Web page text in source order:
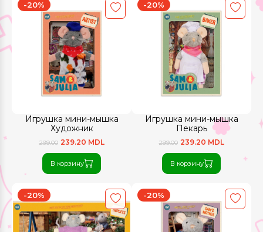
Игрушка мини-мышка
Художник
-20%
299.00 239.20 MDL
В корзину
Игрушка мини-мышка
Пекарь
-20%
299.00 239.20 MDL
В корзину
-20% -20%